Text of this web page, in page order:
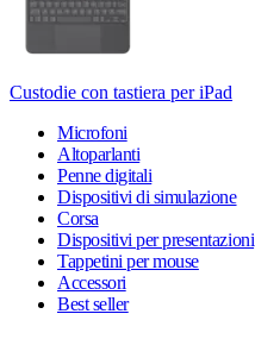
Custodie con tastiera per iPad
Microfoni
Altoparlanti
Penne digitali
Dispositivi di simulazione
Corsa
Dispositivi per presentazioni
Tappetini per mouse
Accessori
Best seller